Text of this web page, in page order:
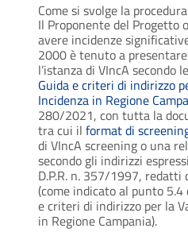
Come si svolge la
Il Proponente del Progetto
avere incidenze
2000 è tenuto a
l’istanza di VIncA secondo
Guida e criteri di indirizzo
Incidenza in Regione
280/2021, con tutta la
tra cui il format di
di VIncA screening o una
secondo gli indirizzi
D.P.R. n. 357/1997,
(come indicato al punto
e criteri di indirizzo per la
in Regione Campania).